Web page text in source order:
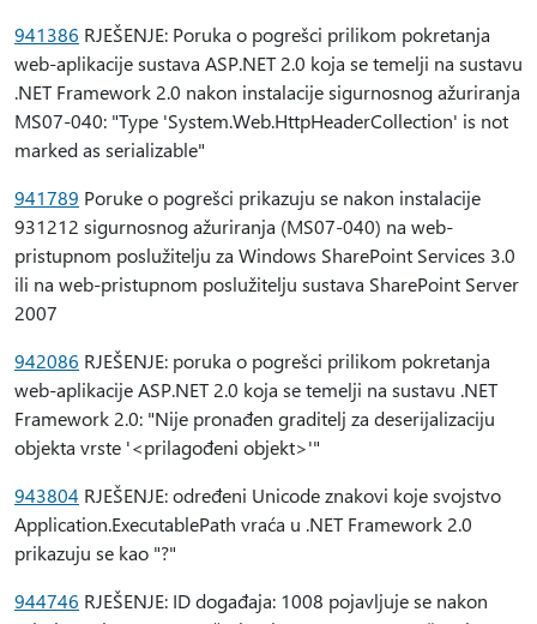
941386 RJEŠENJE: Poruka o pogrešci prilikom pokretanja
web-aplikacije sustava ASP.NET 2.0 koja se temelji na sustavu
.NET Framework 2.0 nakon instalacije sigurnosnog ažuriranja
MS07-040: "Type 'System.Web.HttpHeaderCollection' is not
marked as serializable"
941789 Poruke o pogrešci prikazuju se nakon instalacije
931212 sigurnosnog ažuriranja (MS07-040) na web-
pristupnom poslužitelju za Windows SharePoint Services 3.0
ili na web-pristupnom poslužitelju sustava SharePoint Server
2007
942086 RJEŠENJE: poruka o pogrešci prilikom pokretanja
web-aplikacije ASP.NET 2.0 koja se temelji na sustavu .NET
Framework 2.0: "Nije pronađen graditelj za deserijalizaciju
objekta vrste '<prilagođeni objekt>'"
943804 RJEŠENJE: određeni Unicode znakovi koje svojstvo
Application.ExecutablePath vraća u .NET Framework 2.0
prikazuju se kao "?"
944746 RJEŠENJE: ID događaja: 1008 pojavljuje se nakon